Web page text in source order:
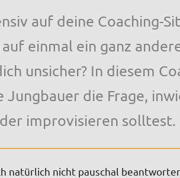
auf deine Coaching-
einmal ein ganz
unsicher? In diesem
die Frage,
improvisieren solltest.
natürlich nicht pauschal